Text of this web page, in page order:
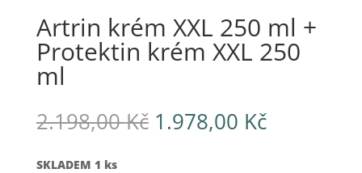
Artrin krém XXL 250 ml +
Protektin krém XXL 250
ml
2.198,00Kč Původní
cena
1.978,00 KčAktuální
cena
SKLADEM 1 ks